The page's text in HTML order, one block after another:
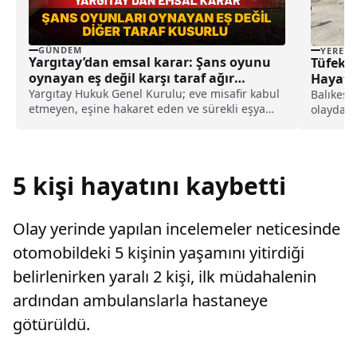
GÜNDEM
Yargıtay’dan emsal karar: Şans oyunu
oynayan eş değil karşı taraf ağır
kusurlu sayıldı
Yargıtay Hukuk Genel Kurulu; eve misafir kabul
etmeyen, eşine hakaret eden ve sürekli eşya
YEREL
Tüfek
olayda,
5 kişi hayatını kaybetti
Olay yerinde yapılan incelemeler neticesinde
otomobildeki 5 kişinin yaşamını yitirdiği
belirlenirken yaralı 2 kişi, ilk müdahalenin
ardından ambulanslarla hastaneye
götürüldü.